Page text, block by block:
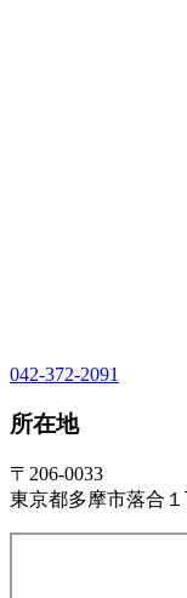
042-372-2091
所在地
〒206-0033
東京都多摩市落合１